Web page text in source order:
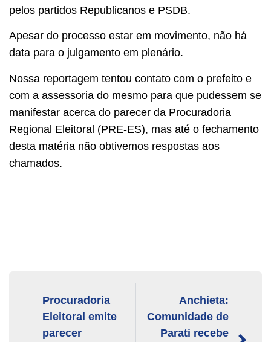
pelos partidos Republicanos e PSDB.
Apesar do processo estar em movimento, não há
data para o julgamento em plenário.
Nossa reportagem tentou contato com o prefeito e
com a assessoria do mesmo para que pudessem se
manifestar acerca do parecer da Procuradoria
Regional Eleitoral (PRE-ES), mas até o fechamento
desta matéria não obtivemos respostas aos
chamados.
Procuradoria
Eleitoral emite
parecer
Anchieta:
Comunidade de
Parati recebe